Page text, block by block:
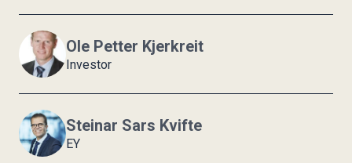
Ole Petter Kjerkreit
Investor
Steinar Sars Kvifte
EY